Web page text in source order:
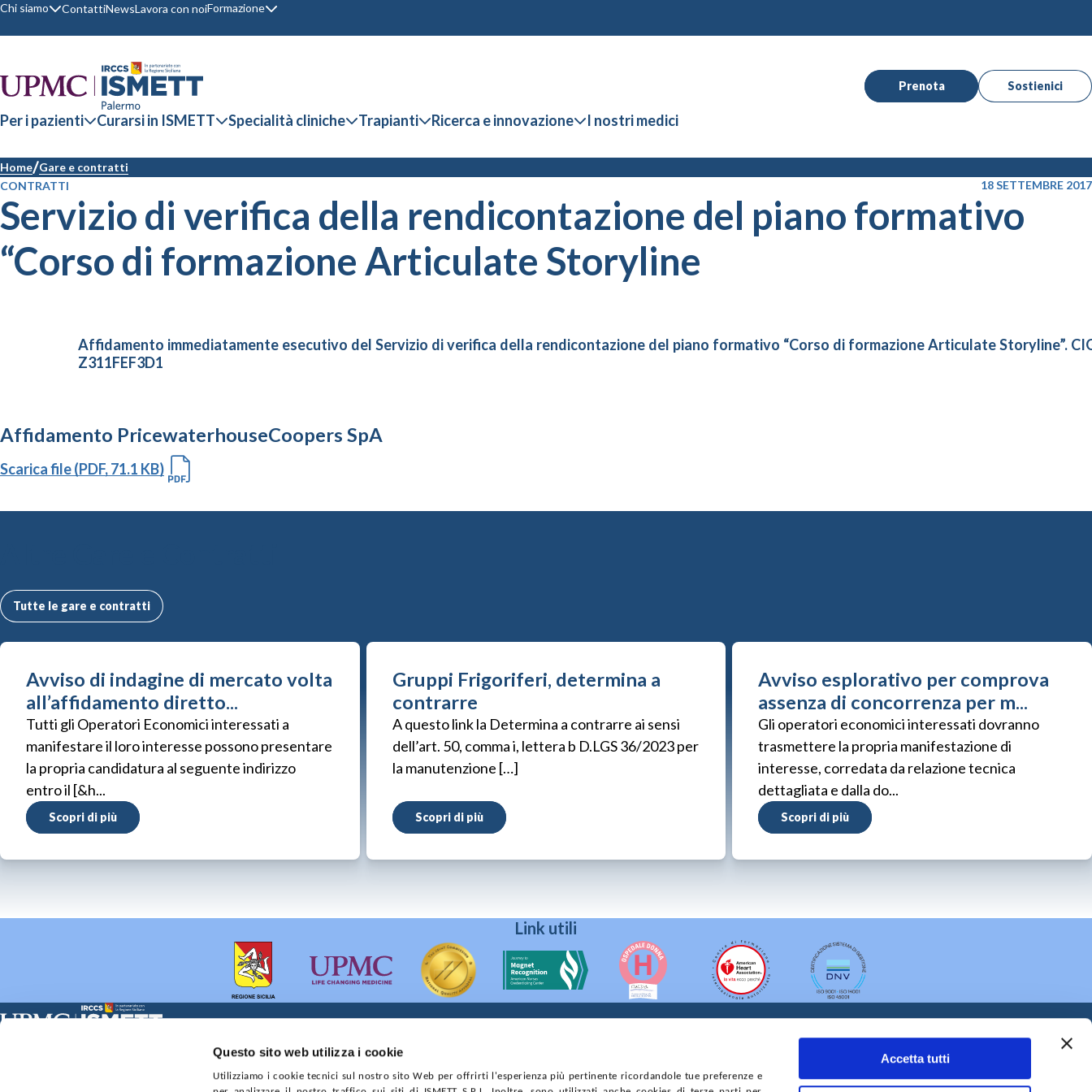
Questo sito web utilizza i cookie
Utilizziamo i cookie tecnici sul nostro sito Web per offrirti l'esperienza più pertinente ricordandole tue preferenze e
Accetta tutti
Chi siamo ContattiNewsLavora con noiFormazione
Prenota Sostienici
Per i pazienti Curarsi in ISMETT Specialità cliniche Trapianti Ricerca e innovazione I nostri medici
Home Gare e contratti
CONTRATTI
18 SETTEMBRE 2017
Servizio di verifica della rendicontazione del piano formativo
“Corso di formazione Articulate Storyline
Affidamento immediatamente esecutivo del Servizio di verifica della rendicontazione del piano formativo “Corso di formazione Articulate Storyline”.
Z311FEF3D1
Affidamento PricewaterhouseCoopers SpA
Scarica file (PDF, 71.1 KB)
Tutte le gare e contratti
Avviso di indagine di mercato volta
all’affidamento diretto...
Tutti gli Operatori Economici interessati a
manifestare il loro interesse possono presentare
la propria candidatura al seguente indirizzo
entro il [&h...
Scopri di più
Gruppi Frigoriferi, determina a
contrarre
A questo link la Determina a contrarre ai sensi
dell’art. 50, comma i, lettera b D.LGS 36/2023 per
la manutenzione […]
Scopri di più
Avviso esplorativo per comprova
assenza di concorrenza per m...
Gli operatori economici interessati dovranno
trasmettere la propria manifestazione di
interesse, corredata da relazione tecnica
dettagliata e dalla do...
Scopri di più
Link utili
Sede Sociale:
Ufficio Registro delle imprese di Palermo